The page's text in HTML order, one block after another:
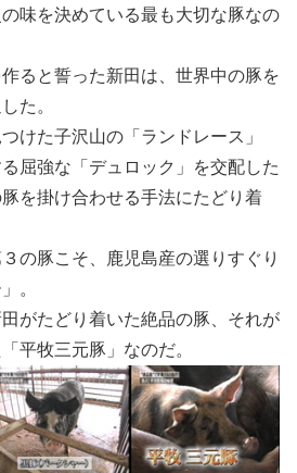
味を決めている最も大切な豚なの
ると誓った新田は、世界中の豚を
た。
けた子沢山の「ランドレース」
屈強な「デュロック」を交配した
を掛け合わせる手法にたどり着
の豚こそ、鹿児島産の選りすぐり
。
がたどり着いた絶品の豚、それが
平牧三元豚」なのだ。